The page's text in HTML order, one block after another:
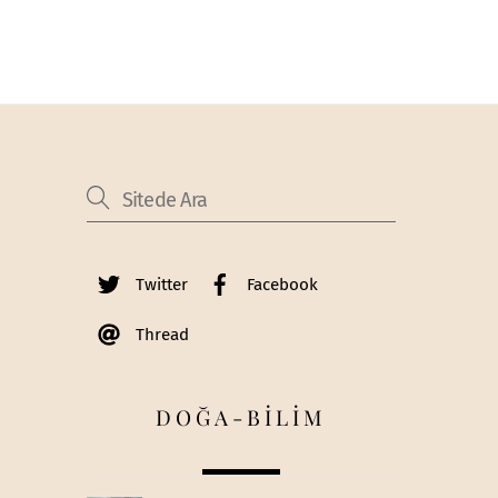
Twitter Facebook
Thread
DOĞA-BİLİM